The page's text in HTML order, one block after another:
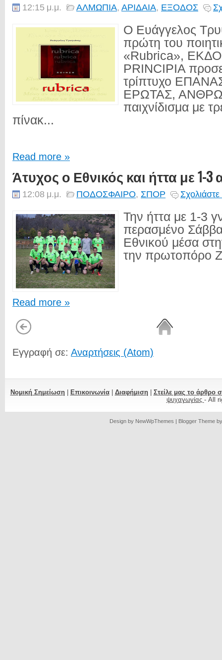
12:15 μ.μ. ΑΛΜΩΠΙΑ, ΑΡΙΔΑΙΑ, ΕΞΟΔΟΣ
Ο Ευάγγελος
πρώτη του
«Rubrica»,
PRINCIPIA
τρίπτυχο
ΕΡΩΤΑΣ,
παιχνίδισμα με
πίνακ...
Read more »
Άτυχος ο Εθνικός και ήττα με 1-
12:08 μ.μ. ΠΟΔΟΣΦΑΙΡΟ, ΣΠΟΡ
Την ήττα με 1-3
περασμένο
Εθνικού μέσα
την πρωτοπόρο
Read more »
Εγγραφή σε: Αναρτήσεις (Atom)
Νομική Σημείωση| Επικοινωνία| Διαφήμιση| Στείλε μας το άρθρο
ψυχαγωγίας - All
Design by NewWpThemes | Blogger Theme